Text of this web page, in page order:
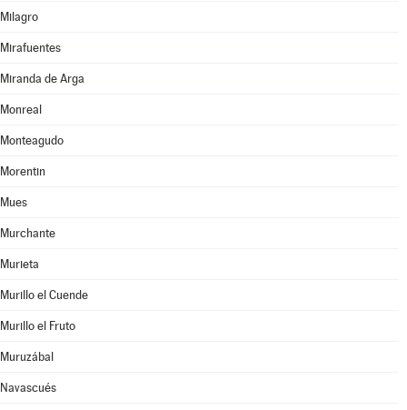
Milagro
Mirafuentes
Miranda de Arga
Monreal
Monteagudo
Morentin
Mues
Murchante
Murieta
Murillo el Cuende
Murillo el Fruto
Muruzábal
Navascués